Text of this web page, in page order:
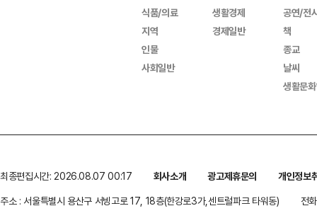
식품/의료
지역
인물
사회일반
생활경제
경제일반
공연/전
책
종교
날씨
생활문
최종편집시간: 2026.08.07 00:17 회사소개 광고제휴문의
개인정보
주소 : 서울특별시 용산구 서빙고로 17, 18층(한강로3가,센트럴파크 타워동)
전